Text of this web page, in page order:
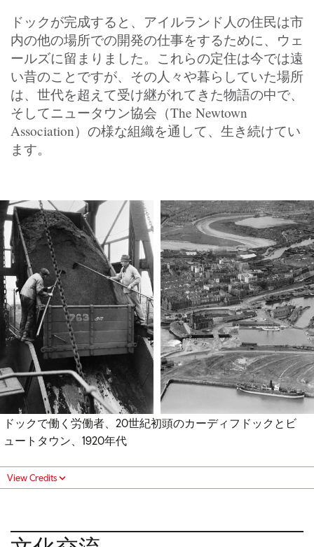
ドックが完成すると、アイルランド人の住民は市
内の他の場所での開発の仕事をするために、ウェ
ールズに留まりました。これらの定住は今では遠
い昔のことですが、その人々や暮らしていた場所
は、世代を超えて受け継がれてきた物語の中で、
そしてニュータウン協会（The Newtown
Association）の様な組織を通して、生き続けてい
ます。
ドックで働く労働者、20世紀初頭のカーディフドックとビ
ュートタウン、1920年代
View Credits